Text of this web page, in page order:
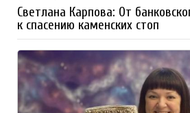
Светлана Карпова: От
к спасению каменских стоп